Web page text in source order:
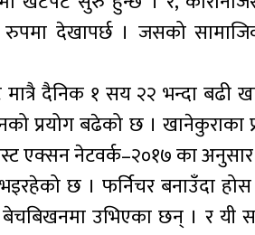
रुपमा देखापर्छ । जसको
दैनिक १ सय २२ भन्दा बढी
प्रयोग बढेको छ । खानेकुराका
एक्सन नेटवर्क–२०१७ का अनुसार
छ । फर्निचर बनाउँदा
बेचबिखनमा उभिएका छन् । र यी